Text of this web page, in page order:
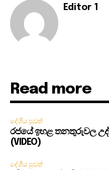
Editor 1
Read more
දේශීය පුවත්
රජයේ ඉහළ තනතුරුවල
(VIDEO)
දේශීය පුවත්